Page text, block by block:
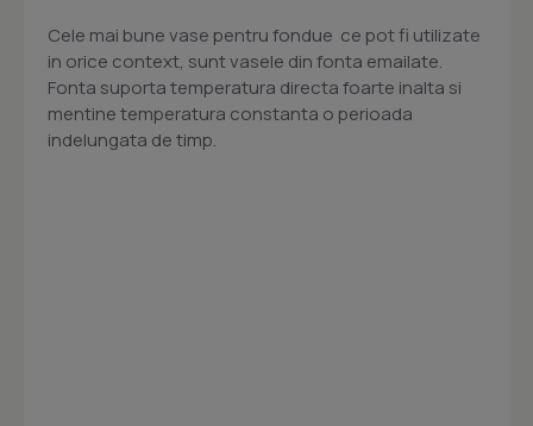
Cele mai bune vase pentru fondue  ce pot fi utilizate
in orice context, sunt vasele din fonta emailate.
Fonta suporta temperatura directa foarte inalta si
mentine temperatura constanta o perioada
indelungata de timp.